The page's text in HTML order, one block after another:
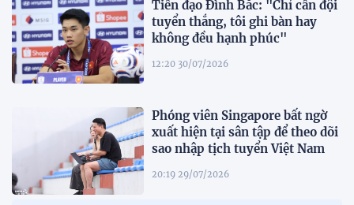
Tiền đạo Đình Bắc: "Chỉ cần đội
tuyển thắng, tôi ghi bàn hay
không đều hạnh phúc"
12:20 30/07/2026
Phóng viên Singapore bất ngờ
xuất hiện tại sân tập để theo dõi
sao nhập tịch tuyển Việt Nam
20:19 29/07/2026